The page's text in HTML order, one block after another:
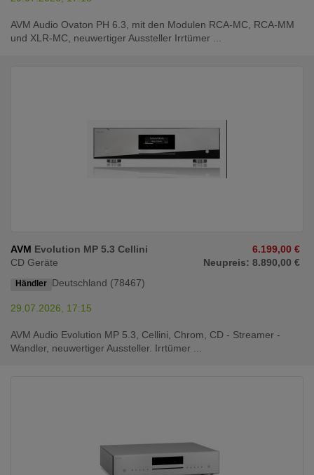
AVM Audio Ovaton PH 6.3, mit den Modulen RCA-MC, RCA-MM
und XLR-MC, neuwertiger Aussteller Irrtümer ...
AVM Evolution MP 5.3 Cellini
CD Geräte
Händler Deutschland (78467)
6.199,00 €
Neupreis: 8.890,00 €
29.07.2026, 17:15
AVM Audio Evolution MP 5.3, Cellini, Chrom, CD - Streamer -
Wandler, neuwertiger Aussteller. Irrtümer ...